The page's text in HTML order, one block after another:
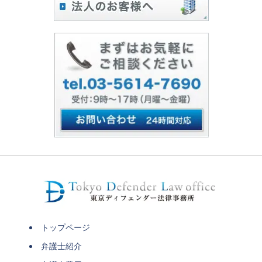
トップページ
弁護士紹介